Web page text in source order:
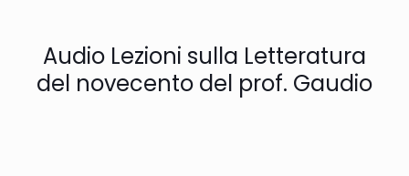
Audio Lezioni sulla Letteratura
del novecento del prof. Gaudio